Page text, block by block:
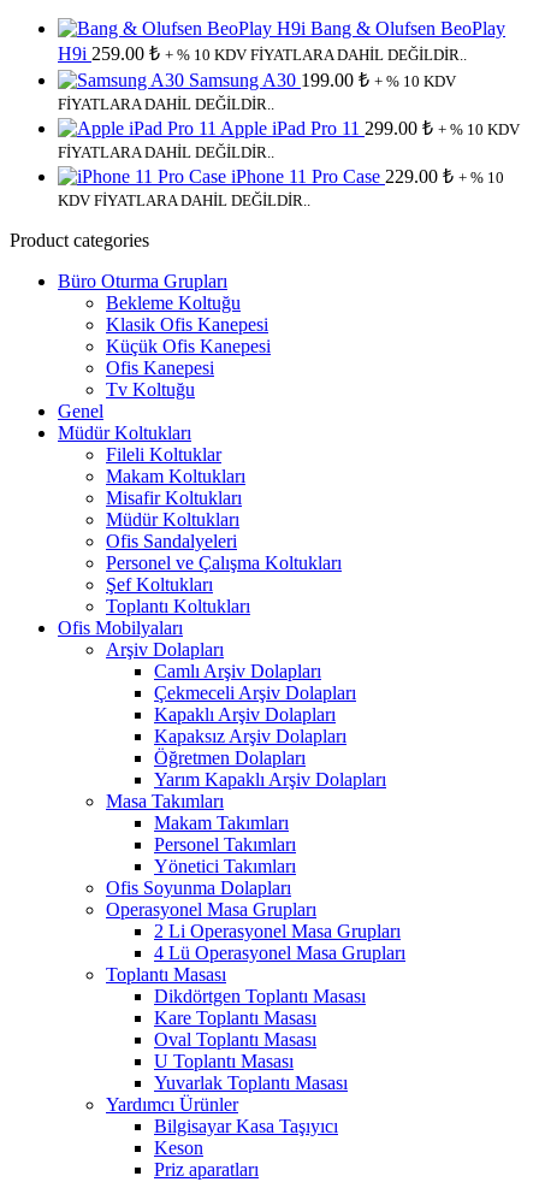
Bang & Olufsen BeoPlay
H9i 259.00 ₺ + % 10 KDV FİYATLARA DAHİL DEĞİLDİR..
Samsung A30 199.00 ₺ + % 10 KDV
FİYATLARA DAHİL DEĞİLDİR..
Apple iPad Pro 11 299.00 ₺ + % 10 KDV
FİYATLARA DAHİL DEĞİLDİR..
iPhone 11 Pro Case 229.00 ₺ + % 10
KDV FİYATLARA DAHİL DEĞİLDİR..
Product categories
Büro Oturma Grupları
Bekleme Koltuğu
Klasik Ofis Kanepesi
Küçük Ofis Kanepesi
Ofis Kanepesi
Tv Koltuğu
Genel
Müdür Koltukları
Fileli Koltuklar
Makam Koltukları
Misafir Koltukları
Müdür Koltukları
Ofis Sandalyeleri
Personel ve Çalışma Koltukları
Şef Koltukları
Toplantı Koltukları
Ofis Mobilyaları
Arşiv Dolapları
Camlı Arşiv Dolapları
Çekmeceli Arşiv Dolapları
Kapaklı Arşiv Dolapları
Kapaksız Arşiv Dolapları
Öğretmen Dolapları
Yarım Kapaklı Arşiv Dolapları
Masa Takımları
Makam Takımları
Personel Takımları
Yönetici Takımları
Ofis Soyunma Dolapları
Operasyonel Masa Grupları
2 Li Operasyonel Masa Grupları
4 Lü Operasyonel Masa Grupları
Toplantı Masası
Dikdörtgen Toplantı Masası
Kare Toplantı Masası
Oval Toplantı Masası
U Toplantı Masası
Yuvarlak Toplantı Masası
Yardımcı Ürünler
Bilgisayar Kasa Taşıyıcı
Keson
Priz aparatları